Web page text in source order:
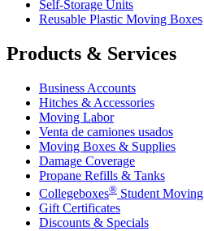
Self-Storage Units
Reusable Plastic Moving Boxes
Products & Services
Business Accounts
Hitches & Accessories
Moving Labor
Venta de camiones usados
Moving Boxes & Supplies
Damage Coverage
Propane Refills & Tanks
Collegeboxes® Student Moving
Gift Certificates
Discounts & Specials